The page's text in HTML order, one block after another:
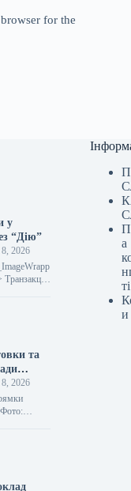
for the
у
“Дію”
2026
та
у 2026
2026
Фото:
а
ті
и